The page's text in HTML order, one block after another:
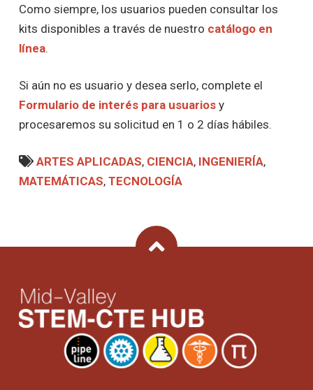
Como siempre, los usuarios pueden consultar los
kits disponibles a través de nuestro catálogo en
línea.
Si aún no es usuario y desea serlo, complete el
Formulario de interés para usuariosy
procesaremos su solicitud en 1 o 2 días hábiles.
ARTES APLICADAS, CIENCIA, INGENIERÍA,
MATEMÁTICAS, TECNOLOGÍA
Back To Top